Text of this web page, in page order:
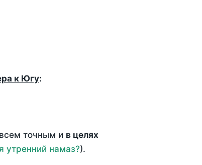
к Югу:
точным и в целях
утренний намаз?).